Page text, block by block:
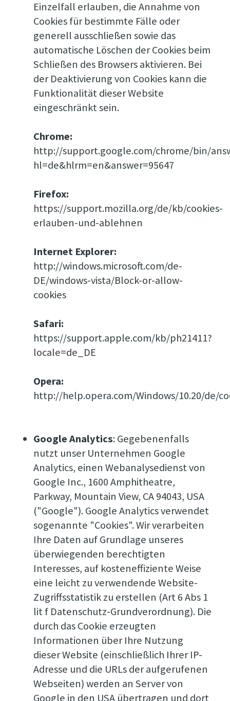
Einzelfall erlauben, die Annahme von
Cookies für bestimmte Fälle oder
generell ausschließen sowie das
automatische Löschen der Cookies beim
Schließen des Browsers aktivieren. Bei
der Deaktivierung von Cookies kann die
Funktionalität dieser Website
eingeschränkt sein.
Chrome:
http://support.google.com/chrome/bin/
hl=de&hlrm=en&answer=95647
Firefox:
https://support.mozilla.org/de/kb/cookies-
erlauben-und-ablehnen
Internet Explorer:
http://windows.microsoft.com/de-
DE/windows-vista/Block-or-allow-
cookies
Safari:
https://support.apple.com/kb/ph21411?
locale=de_DE
Opera:
http://help.opera.com/Windows/10.20/de/
Google Analytics: Gegebenenfalls
nutzt unser Unternehmen Google
Analytics, einen Webanalysedienst von
Google Inc., 1600 Amphitheatre,
Parkway, Mountain View, CA 94043, USA
("Google"). Google Analytics verwendet
sogenannte "Cookies". Wir verarbeiten
Ihre Daten auf Grundlage unseres
überwiegenden berechtigten
Interesses, auf kosteneffiziente Weise
eine leicht zu verwendende Website-
Zugriffsstatistik zu erstellen (Art 6 Abs 1
lit f Datenschutz-Grundverordnung). Die
durch das Cookie erzeugten
Informationen über Ihre Nutzung
dieser Website (einschließlich Ihrer IP-
Adresse und die URLs der aufgerufenen
Webseiten) werden an Server von
Google in den USA übertragen und dort